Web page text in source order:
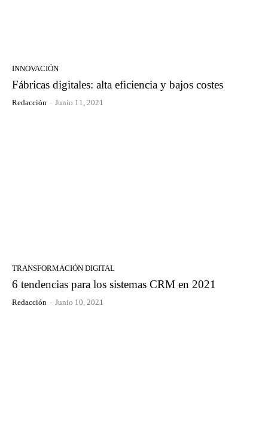
INNOVACIÓN
Fábricas digitales: alta eficiencia y bajos costes
Redacción - Junio 11, 2021
TRANSFORMACIÓN DIGITAL
6 tendencias para los sistemas CRM en 2021
Redacción - Junio 10, 2021